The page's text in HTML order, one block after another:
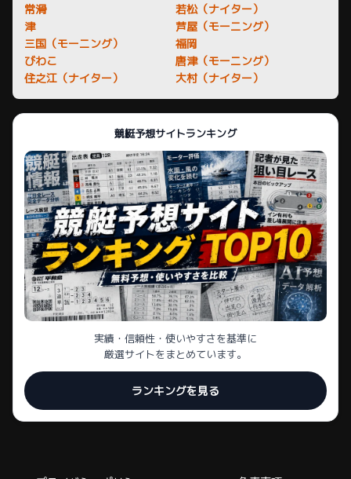
常滑
津
三国（モーニング）
びわこ
住之江（ナイター）
若松（ナイター）
芦屋（モーニング）
福岡
唐津（モーニング）
大村（ナイター）
競艇予想サイトランキング
実績・信頼性・使いやすさを基準に
厳選サイトをまとめています。
ランキングを見る